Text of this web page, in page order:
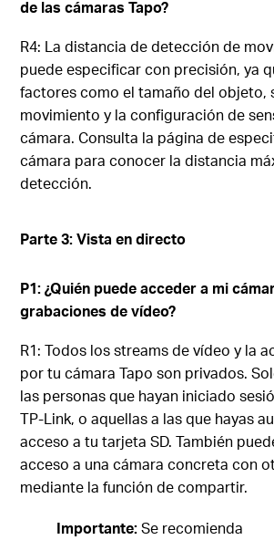
de las cámaras Tapo?
R4: La distancia de detección de
puede especificar con precisión, ya
factores como el tamaño del objeto,
movimiento y la configuración de
cámara. Consulta la página de
cámara para conocer la distancia
detección.
Parte 3: Vista en directo
P1: ¿Quién puede acceder a mi
grabaciones de vídeo?
R1: Todos los streams de vídeo y la
por tu cámara Tapo son privados.
las personas que hayan iniciado
TP-Link, o aquellas a las que hayas
acceso a tu tarjeta SD. También
acceso a una cámara concreta con
mediante la función de compartir.
Importante:Se recomienda